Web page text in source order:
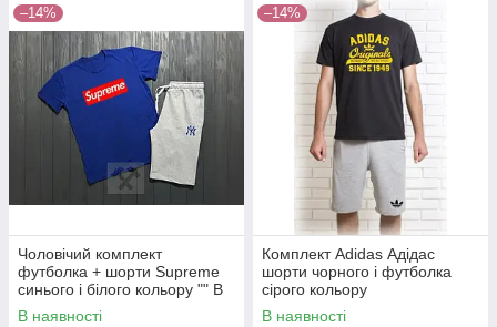
–14%
Чоловічий комплект
футболка + шорти Supreme
синього і білого кольору "" В
стилі Supreme ""
В наявності
–14%
Комплект Adidas Адідас
шорти чорного і футболка
сірого кольору
В наявності